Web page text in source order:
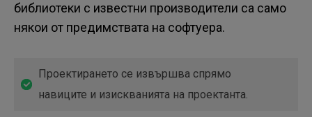
библиотеки с известни производители са само
някои от предимствата на софтуера.
Проектирането се извършва спрямо
навиците и изискванията на проектанта.